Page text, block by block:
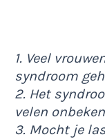
1. Veel
syndroom
2. Het
velen
3. Mocht je